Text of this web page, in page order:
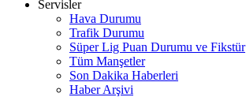
Servisler
Hava Durumu
Trafik Durumu
Süper Lig Puan Durumu ve Fikstür
Tüm Manşetler
Son Dakika Haberleri
Haber Arşivi